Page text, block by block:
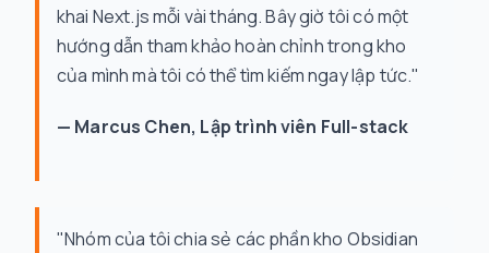
khai Next.js mỗi vài tháng. Bây giờ tôi có một
hướng dẫn tham khảo hoàn chỉnh trong kho
của mình mà tôi có thể tìm kiếm ngay lập tức."
— Marcus Chen, Lập trình viên Full-stack
"Nhóm của tôi chia sẻ các phần kho Obsidian